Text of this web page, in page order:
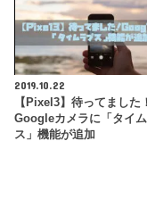
2019.10.22
【Pixel3】待ってました！
Googleカメラに「タイ
ス」機能が追加